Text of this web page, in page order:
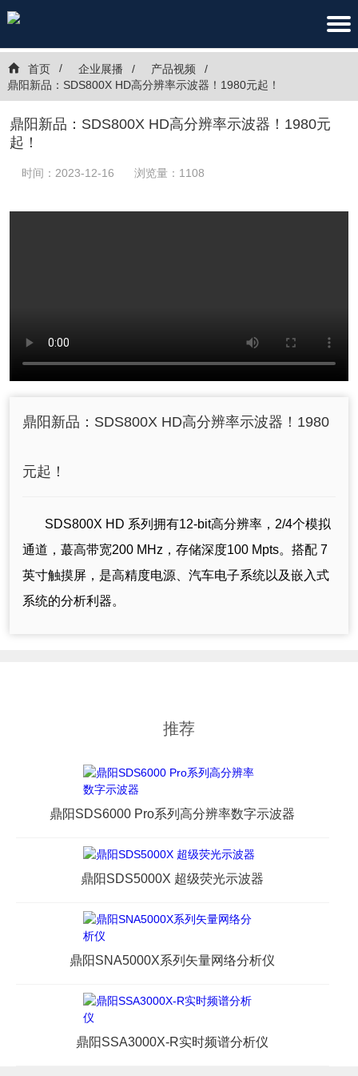
首页 企业展播
产品视频
鼎阳新品：SDS800X HD高分辨率示波器！1980元起！
鼎阳新品：SDS800X HD高分辨率示波器！1980元
起！
时间：2023-12-16 浏览量：1108
鼎阳新品：SDS800X HD高分辨率示波器！1980
元起！
SDS800X HD 系列拥有12-bit高分辨率，2/4个模拟
通道，蕞高带宽200 MHz，存储深度100 Mpts。搭配 7
英寸触摸屏，是高精度电源、汽车电子系统以及嵌入式
系统的分析利器。
推荐
鼎阳SDS6000 Pro系列高分辨率数字示波器
鼎阳SDS5000X 超级荧光示波器
鼎阳SNA5000X系列矢量网络分析仪
鼎阳SSA3000X-R实时频谱分析仪